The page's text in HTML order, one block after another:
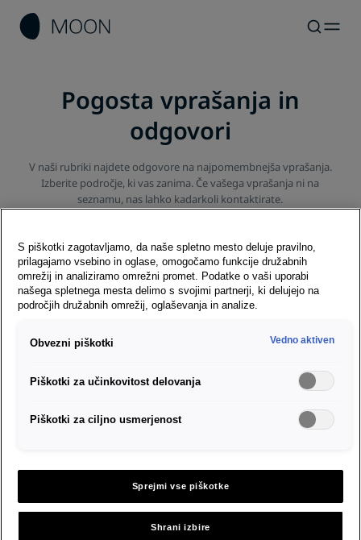
Pogosta vprašanja in
odgovori
V naši rubriki najdete odgovore na najpomembnejša vprašanja.
Izberite področje, ki vas zanima. Če vašega vprašanja ni na
seznamu, nas lahko kadarkoli kontaktirate.
E-vozilo
Polnjenje
Stroški
S piškotki zagotavljamo, da naše spletno mesto deluje pravilno,
prilagajamo vsebino in oglase, omogočamo funkcije družabnih
omrežij in analiziramo omrežni promet. Podatke o vaši uporabi
našega spletnega mesta delimo s svojimi partnerji, ki delujejo na
področjih družabnih omrežij, oglaševanja in analize.
Obvezni piškotki Vedno aktiven
Piškotki za učinkovitost delovanja
Piškotki za ciljno usmerjenost
Sprejmi vse piškotke
Shrani izbire